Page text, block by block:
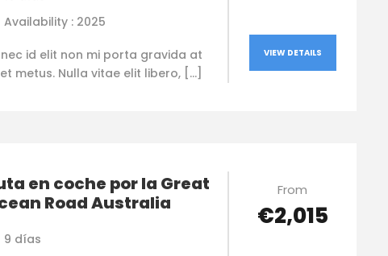
Availability : 2025
id elit non mi porta gravida at
metus. Nulla vitae elit libero, […]
VIEW DETAILS
en coche por la Great
Road Australia
9 días
From
€2,015